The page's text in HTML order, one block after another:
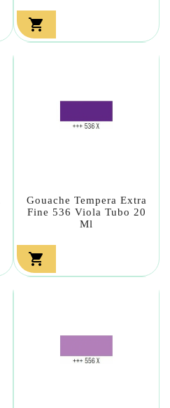

Gouache Tempera Extra
Fine 536 Viola Tubo 20
Ml
